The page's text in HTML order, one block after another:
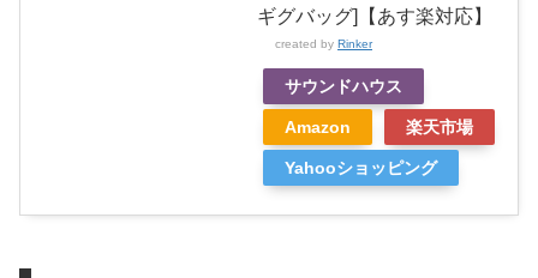
ギグバッグ]【あす楽対応】
created by Rinker
サウンドハウス
Amazon 楽天市場
Yahooショッピング